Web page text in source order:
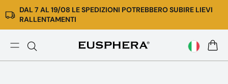
Vai
direttamente
ai
contenuti
DAL 7 AL 19/08 LE SPEDIZIONI POTREBBERO SUBIRE LIEVI
RALLENTAMENTI